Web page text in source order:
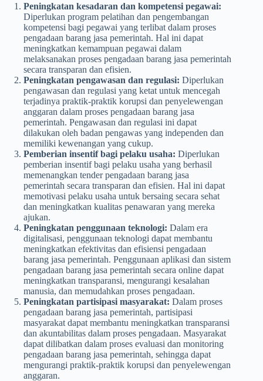
Peningkatan kesadaran dan kompetensi pegawai:
Diperlukan program pelatihan dan pengembangan
kompetensi bagi pegawai yang terlibat dalam proses
pengadaan barang jasa pemerintah. Hal ini dapat
meningkatkan kemampuan pegawai dalam
melaksanakan proses pengadaan barang jasa pemerintah
secara transparan dan efisien.
Peningkatan pengawasan dan regulasi: Diperlukan
pengawasan dan regulasi yang ketat untuk mencegah
terjadinya praktik-praktik korupsi dan penyelewengan
anggaran dalam proses pengadaan barang jasa
pemerintah. Pengawasan dan regulasi ini dapat
dilakukan oleh badan pengawas yang independen dan
memiliki kewenangan yang cukup.
Pemberian insentif bagi pelaku usaha: Diperlukan
pemberian insentif bagi pelaku usaha yang berhasil
memenangkan tender pengadaan barang jasa
pemerintah secara transparan dan efisien. Hal ini dapat
memotivasi pelaku usaha untuk bersaing secara sehat
dan meningkatkan kualitas penawaran yang mereka
ajukan.
Peningkatan penggunaan teknologi: Dalam era
digitalisasi, penggunaan teknologi dapat membantu
meningkatkan efektivitas dan efisiensi pengadaan
barang jasa pemerintah. Penggunaan aplikasi dan sistem
pengadaan barang jasa pemerintah secara online dapat
meningkatkan transparansi, mengurangi kesalahan
manusia, dan memudahkan proses pengadaan.
Peningkatan partisipasi masyarakat: Dalam proses
pengadaan barang jasa pemerintah, partisipasi
masyarakat dapat membantu meningkatkan transparansi
dan akuntabilitas dalam proses pengadaan. Masyarakat
dapat dilibatkan dalam proses evaluasi dan monitoring
pengadaan barang jasa pemerintah, sehingga dapat
mengurangi praktik-praktik korupsi dan penyelewengan
anggaran.